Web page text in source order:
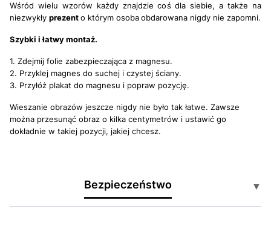
Wśród wielu wzorów każdy znajdzie coś dla siebie, a także na
niezwykły prezento którym osobaobdarowana nigdy nie zapomni.
Szybki i łatwy montaż.
1. Zdejmij folie zabezpieczająca z magnesu.
2. Przyklej magnes do suchej i czystej ściany.
3. Przyłóż plakat do magnesu i popraw pozycję.
Wieszanie obrazów jeszcze nigdy nie było tak łatwe. Zawsze
można przesunąć obraz o kilka centymetrów i ustawić go
dokładnie w takiej pozycji, jakiej chcesz.
Bezpieczeństwo ▼